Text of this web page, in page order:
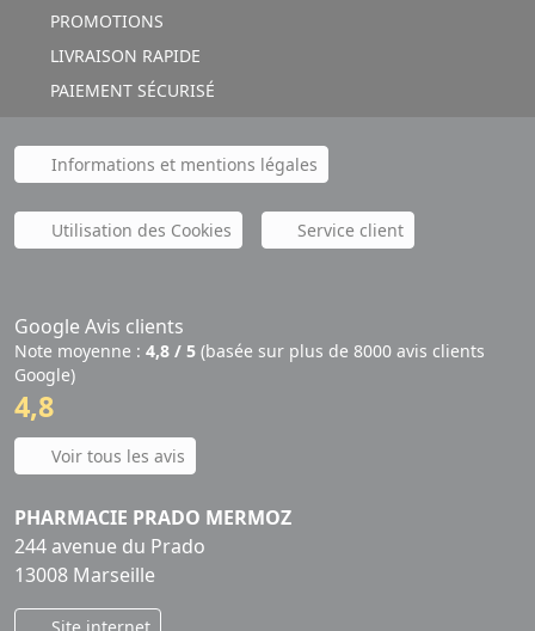
PROMOTIONS
LIVRAISON RAPIDE
PAIEMENT SÉCURISÉ
Informations et mentions légales
Utilisation des Cookies Service client
Google Avis clients
Note moyenne : 4,8 / 5 (basée sur plus de 8000 avis clients
Google)
4,8
Voir tous les avis
PHARMACIE PRADO MERMOZ
244 avenue du Prado
13008 Marseille